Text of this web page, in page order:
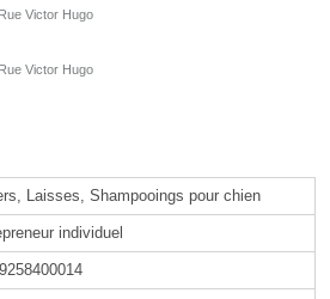
Victor Hugo
Victor Hugo
Laisses, Shampooings pour chien
individuel